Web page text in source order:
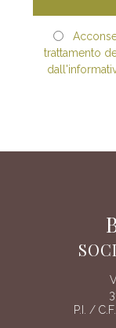
trattamento
P.I. /